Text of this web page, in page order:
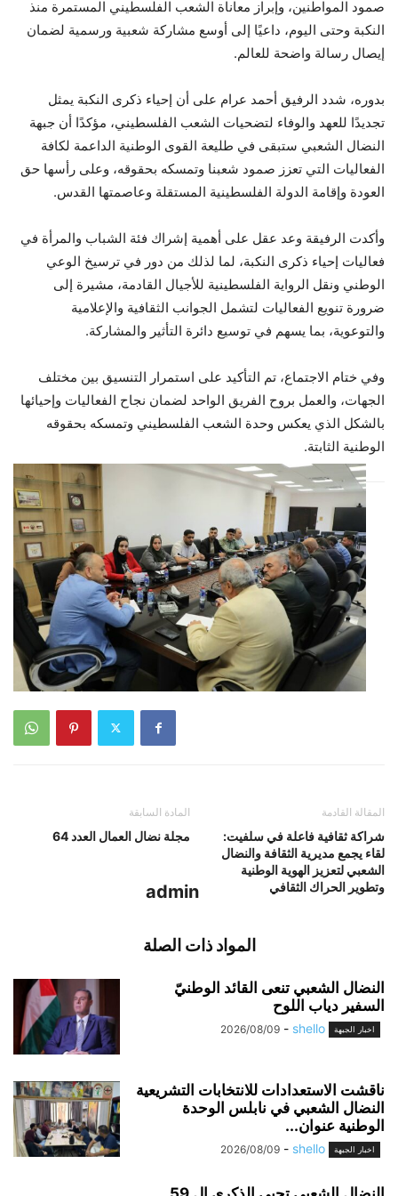
صمود المواطنين، وإبراز معاناة الشعب الفلسطيني المستمرة منذ
النكبة وحتى اليوم، داعيًا إلى أوسع مشاركة شعبية ورسمية لضمان
إيصال رسالة واضحة للعالم.
بدوره، شدد الرفيق أحمد عرام على أن إحياء ذكرى النكبة يمثل
تجديدًا للعهد والوفاء لتضحيات الشعب الفلسطيني، مؤكدًا أن جبهة
النضال الشعبي ستبقى في طليعة القوى الوطنية الداعمة لكافة
الفعاليات التي تعزز صمود شعبنا وتمسكه بحقوقه، وعلى رأسها حق
العودة وإقامة الدولة الفلسطينية المستقلة وعاصمتها القدس.
وأكدت الرفيقة وعد عقل على أهمية إشراك فئة الشباب والمرأة في
فعاليات إحياء ذكرى النكبة، لما لذلك من دور في ترسيخ الوعي
الوطني ونقل الرواية الفلسطينية للأجيال القادمة، مشيرة إلى
ضرورة تنويع الفعاليات لتشمل الجوانب الثقافية والإعلامية
والتوعوية، بما يسهم في توسيع دائرة التأثير والمشاركة.
وفي ختام الاجتماع، تم التأكيد على استمرار التنسيق بين مختلف
الجهات، والعمل بروح الفريق الواحد لضمان نجاح الفعاليات وإحيائها
بالشكل الذي يعكس وحدة الشعب الفلسطيني وتمسكه بحقوقه
الوطنية الثابتة.
المادة السابقة
مجلة نضال العمال العدد 64
المقالة القادمة
شراكة ثقافية فاعلة في سلفيت:
لقاء يجمع مديرية الثقافة والنضال
الشعبي لتعزيز الهوية الوطنية
وتطوير الحراك الثقافي
admin
المواد ذات الصلة
النضال الشعبي تنعى القائد الوطنيّ
السفير دياب اللوح
اخبار الجبهة shello
-
2026/08/09
ناقشت الاستعدادات للانتخابات التشريعية
النضال الشعبي في نابلس الوحدة
الوطنية عنوان...
اخبار الجبهة shello
-
2026/08/09